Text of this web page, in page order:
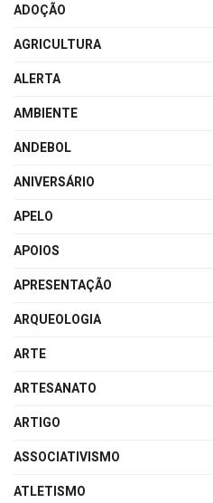
ADOÇÃO
AGRICULTURA
ALERTA
AMBIENTE
ANDEBOL
ANIVERSÁRIO
APELO
APOIOS
APRESENTAÇÃO
ARQUEOLOGIA
ARTE
ARTESANATO
ARTIGO
ASSOCIATIVISMO
ATLETISMO